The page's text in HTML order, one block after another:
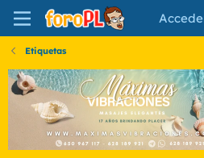
Etiquetas